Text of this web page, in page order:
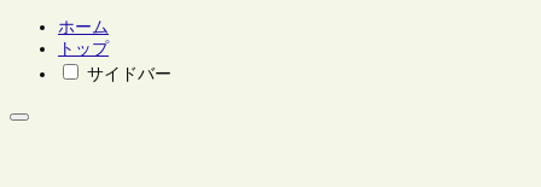
ホーム
トップ
サイドバー